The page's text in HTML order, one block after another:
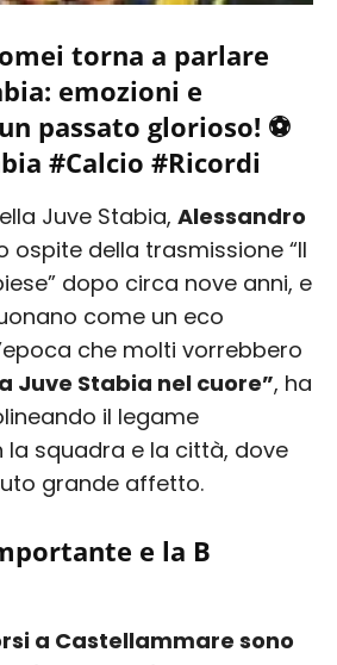
torna a parlare
emozioni e
passato glorioso! ⚽️
#Calcio #Ricordi
Juve Stabia, Alessandro
ospite della trasmissione “Il
dopo circa nove anni, e
come un eco
che molti vorrebbero
Juve Stabia nel cuore”, ha
il legame
la squadra e la città, dove
grande affetto.
e la B
a Castellammare sono